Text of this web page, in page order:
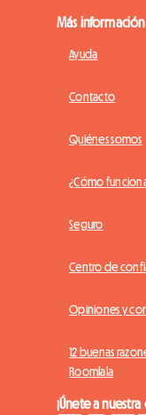
Más información
Ayuda
Contacto
Quiénes somos
¿Cómo
Seguro
Centro de
Opiniones y
12 buenas
Roomlala
¡Únete a